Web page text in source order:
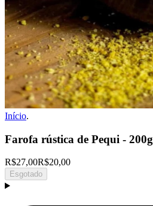
Início.
Farofa rústica de Pequi - 200g
R$27,00R$20,00
Esgotado